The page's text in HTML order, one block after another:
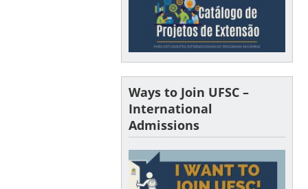
Ways to Join UFSC –
International
Admissions